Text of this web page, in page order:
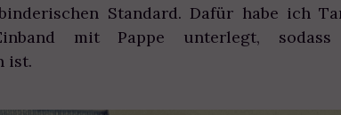
Standard. Dafür habe ich
mit Pappe unterlegt, sodass
ist.